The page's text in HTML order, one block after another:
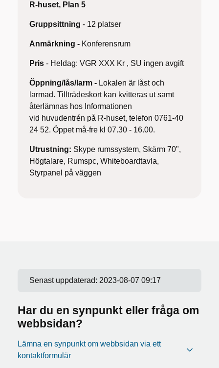
R-huset, Plan 5
Gruppsittning - 12 platser
Anmärkning - Konferensrum
Pris - Heldag: VGR XXX Kr , SU ingen avgift
Öppning/lås/larm - Lokalen är låst och
larmad. Tillträdeskort kan kvitteras ut samt
återlämnas hos Informationen
vid huvudentrén på R-huset, telefon 0761-40
24 52. Öppet må-fre kl 07.30 - 16.00.
Utrustning: Skype rumssystem, Skärm 70",
Högtalare, Rumspc, Whiteboardtavla,
Styrpanel på väggen
Senast uppdaterad: 2023-08-07 09:17
Har du en synpunkt eller fråga om
webbsidan?
Lämna en synpunkt om webbsidan via ett
kontaktformulär